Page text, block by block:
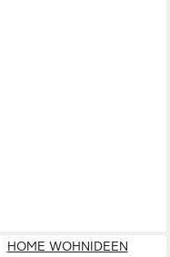
HOME WOHNIDEEN